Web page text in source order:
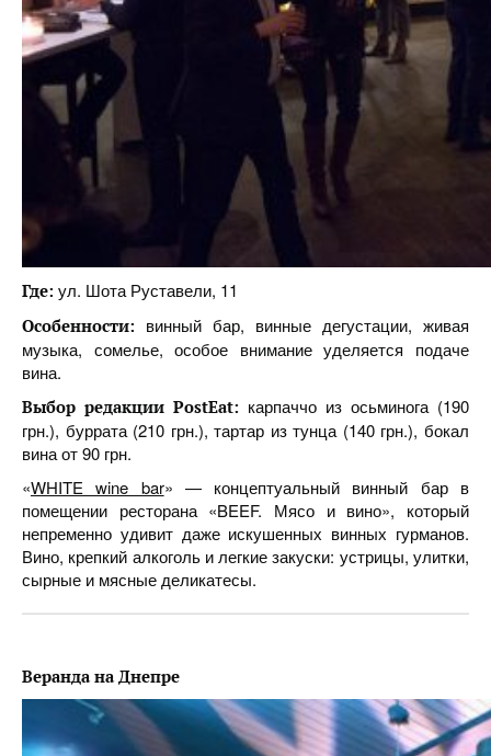
Где: ул. Шота Руставели, 11
Особенности: винный бар, винные дегустации, живая
музыка, сомелье, особое внимание уделяется подаче
вина.
Выбор редакции PostEat: карпаччо из осьминога (190
грн.), буррата (210 грн.), тартар из тунца (140 грн.), бокал
вина от 90 грн.
«WHITE wine bar» — концептуальный винный бар в
помещении ресторана «BEEF. Мясо и вино», который
непременно удивит даже искушенных винных гурманов.
Вино, крепкий алкоголь и легкие закуски: устрицы, улитки,
сырные и мясные деликатесы.
Веранда на Днепре